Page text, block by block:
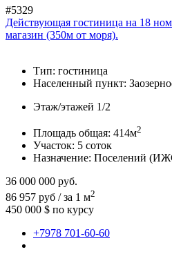
#5329
Действующая гостиница на 18
магазин (350м от моря).
Тип: гостиница
Населенный пункт:
Этаж/этажей 1/2
Площадь общая: 414м2
Участок: 5 соток
Назначение: Поселений
36 000 000 руб.
86 957 руб / за 1 м2
450 000 $ по курсу
+7978 701-60-60